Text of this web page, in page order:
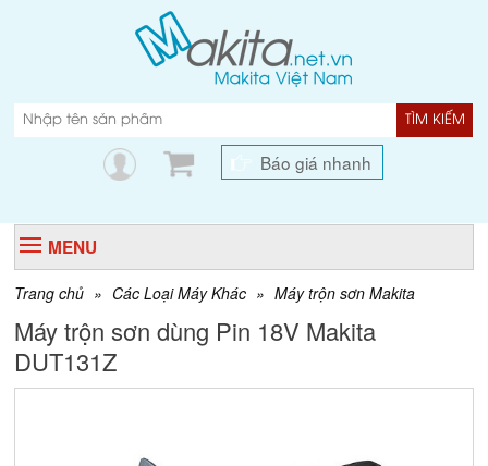
TÌM KIẾM
Báo giá nhanh
MENU
Trang chủ » Các Loại Máy Khác » Máy trộn sơn Makita
Máy trộn sơn dùng Pin 18V Makita
DUT131Z